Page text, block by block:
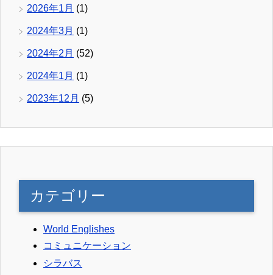
2026年1月 (1)
2024年3月 (1)
2024年2月 (52)
2024年1月 (1)
2023年12月 (5)
カテゴリー
World Englishes
コミュニケーション
シラバス